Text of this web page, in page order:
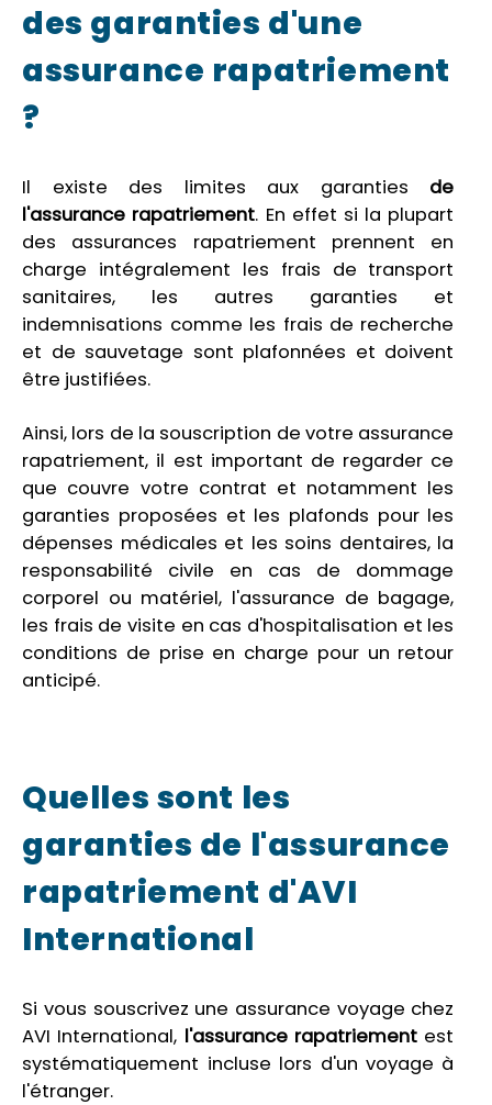
des garanties d'une
assurance rapatriement
?
Il existe des limites aux garanties de
l'assurance rapatriement. En effet si la plupart
des assurances rapatriement prennent en
charge intégralement les frais de transport
sanitaires, les autres garanties et
indemnisations comme les frais de recherche
et de sauvetage sont plafonnées et doivent
être justifiées.
Ainsi, lors de la souscription de votre assurance
rapatriement, il est important de regarder ce
que couvre votre contrat et notamment les
garanties proposées et les plafonds pour les
dépenses médicales et les soins dentaires, la
responsabilité civile en cas de dommage
corporel ou matériel, l'assurance de bagage,
les frais de visite en cas d'hospitalisation et les
conditions de prise en charge pour un retour
anticipé.
Quelles sont les
garanties de l'assurance
rapatriement d'AVI
International
Si vous souscrivez une assurance voyage chez
AVI International, l'assurance rapatriement est
systématiquement incluse lors d'un voyage à
l'étranger.